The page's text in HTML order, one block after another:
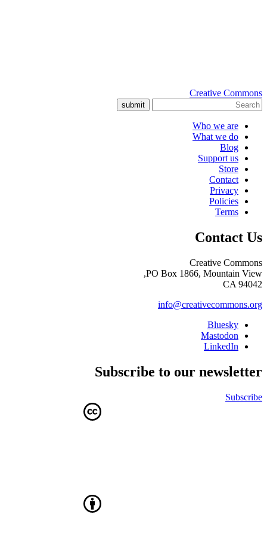
Creative Commons
submit
Who we are
What we do
Blog
Support us
Store
Contact
Privacy
Policies
Terms
Contact Us
Creative Commons
PO Box 1866, Mountain View,
CA 94042
info@creativecommons.org
Bluesky
Mastodon
LinkedIn
Subscribe to our newsletter
Subscribe